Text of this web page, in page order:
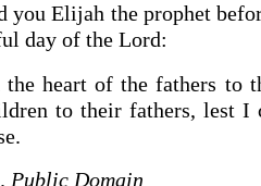
you Elijah the prophet
day of the Lord:
heart of the fathers to
to their fathers, lest I
. Public Domain